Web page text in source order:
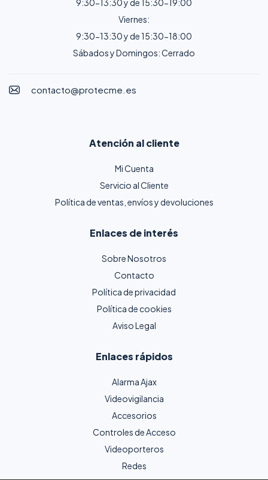
9:30-13:30 y de 15:30-19:00
Viernes:
9:30-13:30 y de 15:30-18:00
Sábados y Domingos: Cerrado
contacto@protecme.es
Atención al cliente
Mi Cuenta
Servicio al Cliente
Política de ventas, envíos y devoluciones
Enlaces de interés
Sobre Nosotros
Contacto
Política de privacidad
Política de cookies
Aviso Legal
Enlaces rápidos
Alarma Ajax
Videovigilancia
Accesorios
Controles de Acceso
Videoporteros
Redes